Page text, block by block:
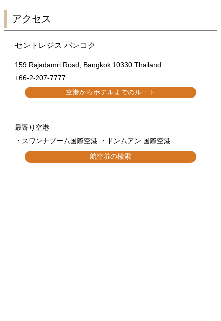
アクセス
セントレジス バンコク
159 Rajadamri Road, Bangkok 10330 Thailand
+66-2-207-7777
空港からホテルまでのルート
最寄り空港
・スワンナプーム国際空港 ・ドンムアン 国際空港
航空券の検索